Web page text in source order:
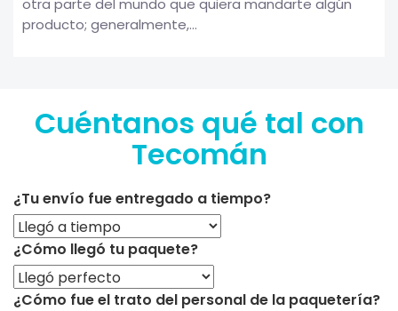
producto; generalmente,...
Cuéntanos qué tal con
Tecomán
¿Tu envío fue entregado a tiempo?
¿Cómo llegó tu paquete?
¿Cómo fue el trato del personal de la paquetería?